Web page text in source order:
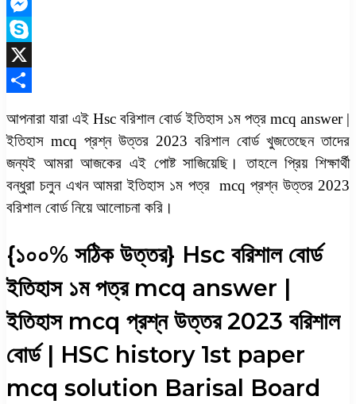
Copy
Link
Messenger
Skype
X
আপনারা যারা এই Hsc বরিশাল বোর্ড ইতিহাস ১ম পত্র mcq answer |
ইতিহাস mcq প্রশ্ন উত্তর 2023 বরিশাল বোর্ড খুজতেছেন তাদের
জন্যই আমরা আজকের এই পোষ্ট সাজিয়েছি। তাহলে প্রিয় শিক্ষার্থী
বন্ধুরা চলুন এখন আমরা ইতিহাস ১ম পত্র mcq প্রশ্ন উত্তর 2023
বরিশাল বোর্ড নিয়ে আলোচনা করি।
{১০০% সঠিক উত্তর} Hsc বরিশাল বোর্ড
ইতিহাস ১ম পত্র mcq answer |
ইতিহাস mcq প্রশ্ন উত্তর 2023 বরিশাল
বোর্ড | HSC history 1st paper
mcq solution Barisal Board